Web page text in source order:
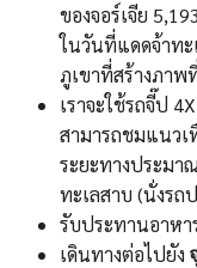
ของจอร์เจีย
ในวันที่แดดจ้าทะ
ภูเขาที่สร้างภา
เราจะใช้รถจี๊ป
สามารถชมแนวเ
ระยะทางประมา
ทะเลสาบ (นั่งรถ
รับประทานอาหา
เดินทางต่อไปยัง